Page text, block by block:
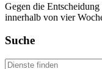
Gegen die
innerhalb von vier
Suche